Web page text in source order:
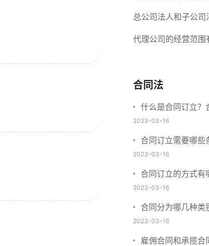
限责任公司与有限责
总公司法人和子公司
个人吗？总公司更名
代理公司的经营范围
合同法
什么是合同订立？
什么原则？订立方
2023-03-16
合同订立需要哪些
与合同成立有什么
2023-03-16
合同订立的方式有
内容、细节条款需
2023-03-16
合同分为哪几种类
别是什么？
2023-03-16
雇佣合同和承揽合